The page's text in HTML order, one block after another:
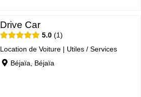
Drive Car
5.0
1
Location de Voiture | Utiles / Services
Béjaïa, Béjaïa